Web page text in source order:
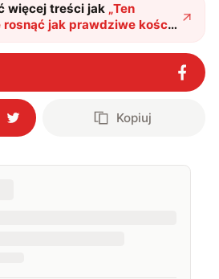
więcej treści jak „Ten
rosnąć jak prawdziwe kości.
robotów przyszłości"?
Kopiuj